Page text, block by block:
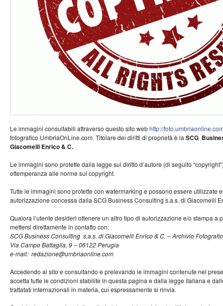
Le immagini consultabili attraverso questo sito webhttp://
fotografico UmbriaOnLine.com. Titolare dei diritti di proprietà è la SCG
Giacomelli Enrico & C.
Le immagini sono protette dalla legge sul diritto d’autore (di seguito
ottemperanza alle norme sul copyright.
Tutte le immagini sono protette con watermarking e possono essere utilizzate
autorizzazione concessa dalla SCG Business Consulting s.a.s. di Giacomelli
Qualora l’utente desideri ottenere un altro tipo di autorizzazione e/o stampa a
mettersi direttamente in contatto con:
SCG Business Consulting s.a.s. di Giacomelli Enrico & C. – Archivio
Via Campo Battaglia, 9 – 06122 Perugia
e-mail: redazione@umbriaonline.com
Accedendo al sito e consultando e prelevando le immagini contenute nel
accetta tutte le condizioni stabilite in questa pagina e dalla legge italiana e
trattatati internazionali in materia, cui espressamente si rinvia.